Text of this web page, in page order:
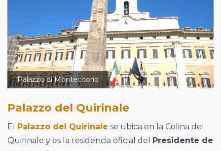
Palazzo di Montecitorio
Palazzo del Quirinale
El Palazzo del Quirinale se ubica en la Colina del
Quirinale y es la residencia oficial del
Presidente de